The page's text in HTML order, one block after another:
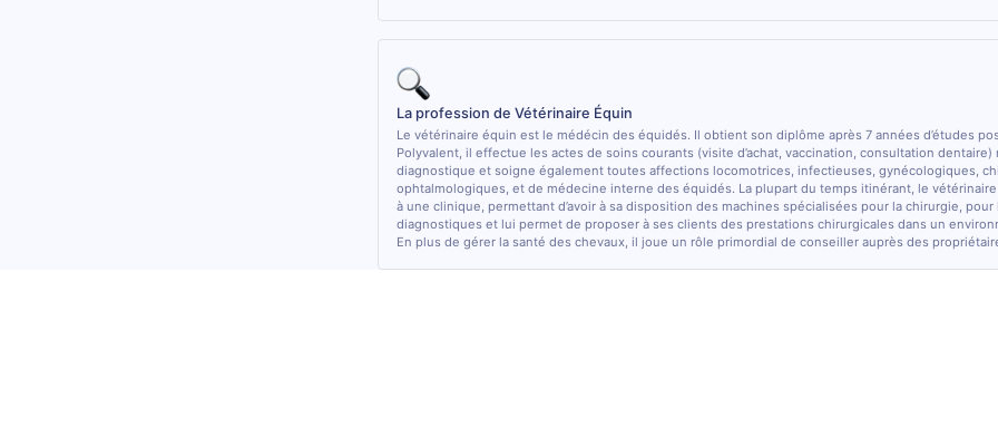
La profession de Vétérinaire Équin
Le vétérinaire équin est le médécin des équidés. Il obtient son diplôme après 7 années d’études
Polyvalent, il effectue les actes de soins courants (visite d’achat, vaccination, consultation dentaire)
diagnostique et soigne également toutes affections locomotrices, infectieuses, gynécologiques,
ophtalmologiques, et de médecine interne des équidés. La plupart du temps itinérant, le
à une clinique, permettant d’avoir à sa disposition des machines spécialisées pour la chirurgie,
diagnostiques et lui permet de proposer à ses clients des prestations chirurgicales dans un
En plus de gérer la santé des chevaux, il joue un rôle primordial de conseiller auprès des